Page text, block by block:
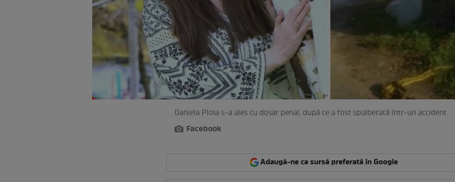
Daniela Ploia s-a ales cu dosar penal, după ce a fost spulberată într-un accident
Facebook
Adaugă-ne ca sursă preferată în Google